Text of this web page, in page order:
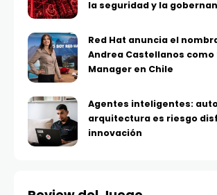
la seguridad y la
Red Hat anuncia el
Andrea Castellanos como
Manager en Chile
Agentes inteligentes:
arquitectura es riesgo
innovación